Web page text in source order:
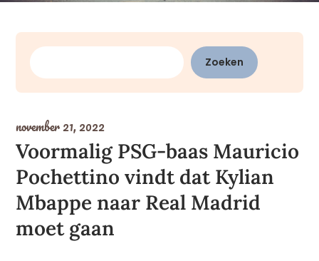
Zoeken
Zoeken
november 21, 2022
Voormalig PSG-baas Mauricio
Pochettino vindt dat Kylian
Mbappe naar Real Madrid
moet gaan